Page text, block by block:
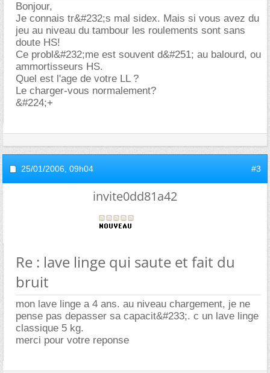
Bonjour,
Je connais tr&#232;s mal sidex. Mais si vous avez du
jeu au niveau du tambour les roulements sont sans
doute HS!
Ce probl&#232;me est souvent d&#251; au balourd, ou
ammortisseurs HS.
Quel est l'age de votre LL ?
Le charger-vous normalement?
&#224;+
25/01/2006, 09h04 #3
invite0dd81a42
Re : lave linge qui saute et fait du
bruit
mon lave linge a 4 ans. au niveau chargement, je ne
pense pas depasser sa capacit&#233;. c un lave linge
classique 5 kg.
merci pour votre reponse